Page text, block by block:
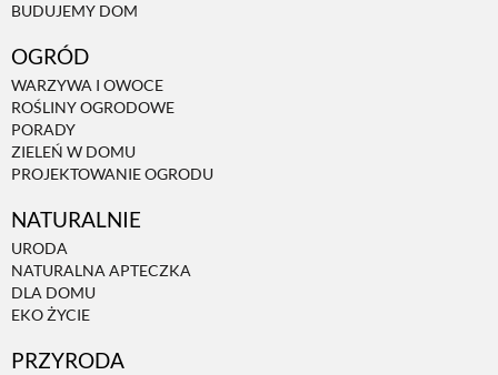
BUDUJEMY DOM
OGRÓD
WARZYWA I OWOCE
ROŚLINY OGRODOWE
PORADY
ZIELEŃ W DOMU
PROJEKTOWANIE OGRODU
NATURALNIE
URODA
NATURALNA APTECZKA
DLA DOMU
EKO ŻYCIE
PRZYRODA
NATURALNA APTECZKA